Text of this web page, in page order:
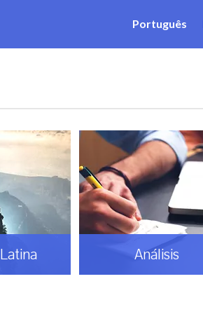
Português
Análisis